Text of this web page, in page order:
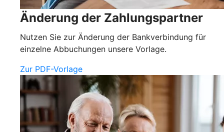
Änderung der Zahlungspartner
Nutzen Sie zur Änderung der Bankverbindung für
einzelne Abbuchungen unsere Vorlage.
Zur PDF-Vorlage